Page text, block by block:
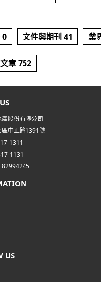
0 文件與期刊 41 業
章 752
股份有限公司
區中正路1391號
1311
1131
82994245
US